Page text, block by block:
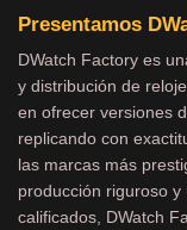
Presentamos
DWatch Factory es
y distribución de
en ofrecer versiones
replicando con
las marcas más
producción riguroso
calificados, DWatch